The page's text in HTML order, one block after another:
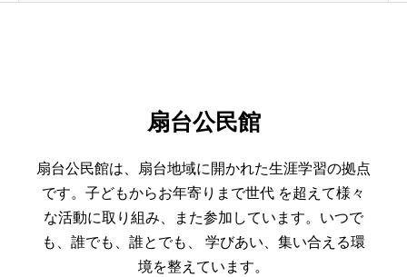
扇台公民館
扇台公民館は、扇台地域に開かれた生涯学習の拠点
です。子どもからお年寄りまで世代 を超えて様々
な活動に取り組み、また参加しています。いつで
も、誰でも、誰とでも、 学びあい、集い合える環
境を整えています。